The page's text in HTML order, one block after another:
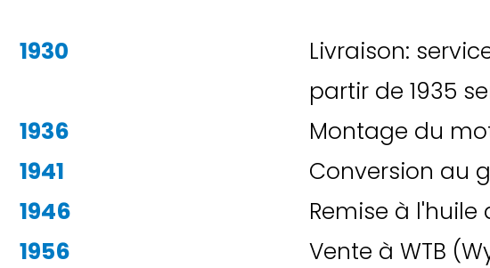
1930
Livraison:
partir de 1935
1936
Montage du
1941
Conversion au
1946
Remise à l'huile
1956
Vente à WTB